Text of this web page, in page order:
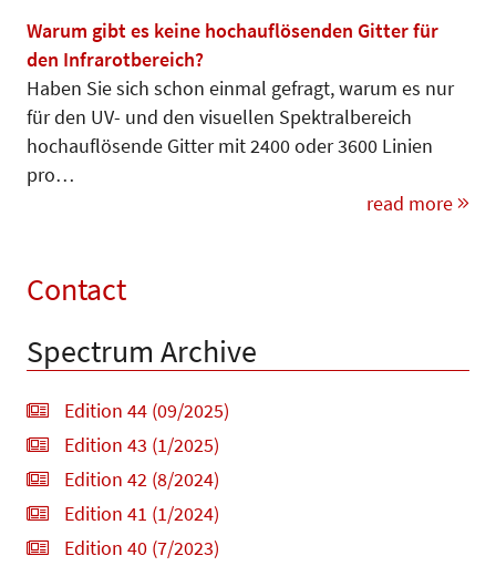
Warum gibt es keine hochauflösenden Gitter für
den Infrarotbereich?
Haben Sie sich schon einmal gefragt, warum es nur
für den UV- und den visuellen Spektralbereich
hochauflösende Gitter mit 2400 oder 3600 Linien
pro…
read more
Contact
Spectrum Archive
Edition 44 (09/2025)
Edition 43 (1/2025)
Edition 42 (8/2024)
Edition 41 (1/2024)
Edition 40 (7/2023)